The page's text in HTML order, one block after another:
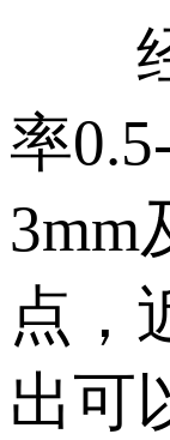
经
率
3mm
点，
出可